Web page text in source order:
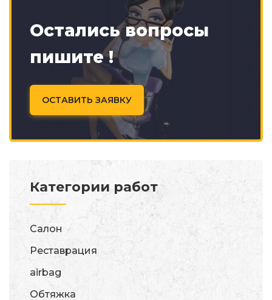
Остались вопросы
пишите !
ОСТАВИТЬ ЗАЯВКУ
Категории работ
Салон
Реставрация
airbag
Обтяжка